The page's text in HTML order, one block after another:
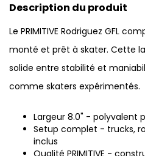
Description du produit
Le PRIMITIVE Rodriguez GFL
monté et prêt à skater. Cette
solide entre stabilité et
comme skaters expérimentés.
Largeur 8.0" - polyvalent
Setup complet - trucks,
inclus